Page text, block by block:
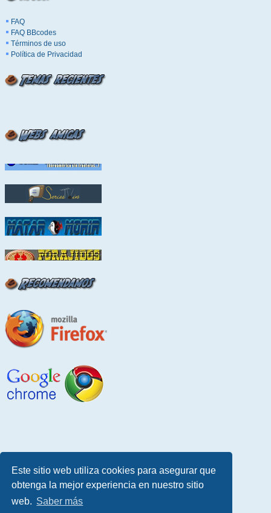
Este sitio web utiliza cookies para asegurar que
obtenga la mejor experiencia en nuestro sitio
web. Saber más
FAQ
FAQ BBcodes
Términos de uso
Política de Privacidad